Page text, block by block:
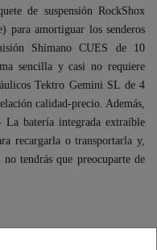
de suspensión RockShox
para amortiguar los senderos
Shimano CUES de 10
sencilla y casi no requiere
Tektro Gemini SL de 4
calidad-precio. Además,
batería integrada extraíble
recargarla o transportarla y,
tendrás que preocuparte de